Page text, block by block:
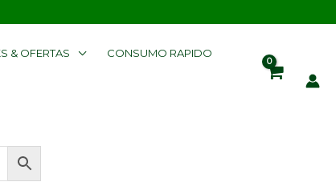
& OFERTAS CONSUMO RAPIDO